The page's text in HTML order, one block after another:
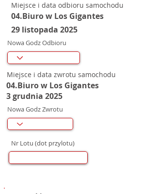
Miejsce i data odbioru samochodu
04.Biuro w Los Gigantes
29 listopada 2025
Nowa Godz Odbioru
Miejsce i data zwrotu samochodu
04.Biuro w Los Gigantes
3 grudnia 2025
Nowa Godz Zwrotu
Nr Lotu (dot przylotu)